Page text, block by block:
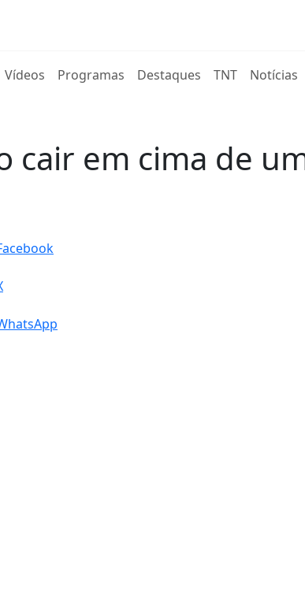
Vídeos Programas Destaques TNT Notícias
cair em cima de